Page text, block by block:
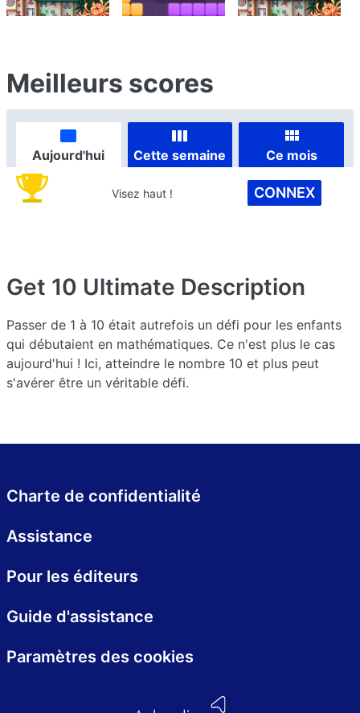
Meilleurs scores
Aujourd'hui Cette semaine Ce mois
Visez haut ! CONNEX
Get 10 Ultimate Description
Passer de 1 à 10 était autrefois un défi pour les enfants
qui débutaient en mathématiques. Ce n'est plus le cas
aujourd'hui ! Ici, atteindre le nombre 10 et plus peut
s'avérer être un véritable défi.
Charte de confidentialité
Assistance
Pour les éditeurs
Guide d'assistance
Paramètres des cookies